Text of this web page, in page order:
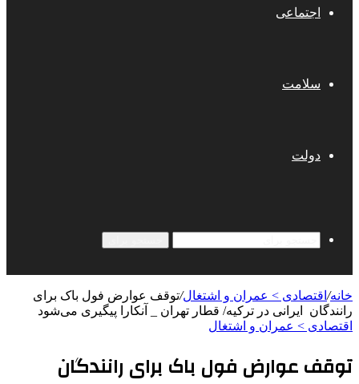
اجتماعی
سلامت
دولت
خانه/ اقتصادی > عمران و اشتغال/توقف عوارض فول باک برای
رانندگان ایرانی در ترکیه/ قطار تهران _ آنکارا پیگیری می‌شود
اقتصادی > عمران و اشتغال
توقف عوارض فول باک برای رانندگان